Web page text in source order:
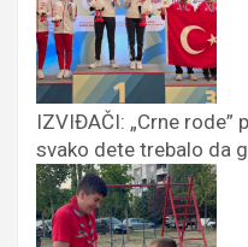
IZVIĐAČI: „Crne rode”
svako dete trebalo da